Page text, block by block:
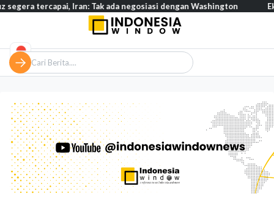
Iran: Tak ada negosiasi dengan Washington Eksodus